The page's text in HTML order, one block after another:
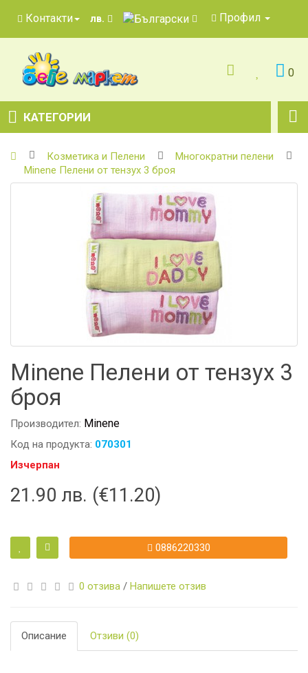
Контакти лв. Профил
0
КАТЕГОРИИ
Козметика и Пелени
Многократни пелени
Minene Пелени от тензух 3 броя
Minene Пелени от тензух 3
броя
Производител: Minene
Код на продукта: 070301
Изчерпан
21.90 лв. (€11.20)
0886220330
0 отзива / Напишете отзив
Описание Отзиви (0)